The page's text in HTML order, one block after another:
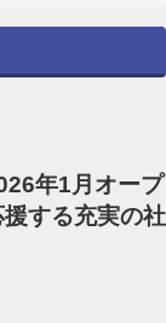
年1月オープ
する充実の社